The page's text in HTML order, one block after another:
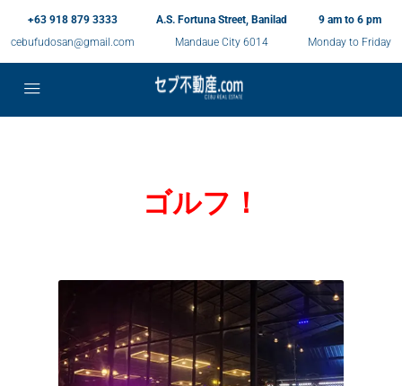
+63 918 879 3333
cebufudosan@gmail.com
A.S. Fortuna Street, Banilad
Mandaue City 6014
9 am to 6 pm
Monday to Friday
ゴルフ！